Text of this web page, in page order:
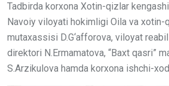
Tadbirda korxona Xotin-qizlar
Navoiy viloyati hokimligi Oila va
mutaxassisi D.G‘afforova, viloyat
direktori N.Ermamatova, “Baxt qasri”
S.Arzikulova hamda korxona ishchi-